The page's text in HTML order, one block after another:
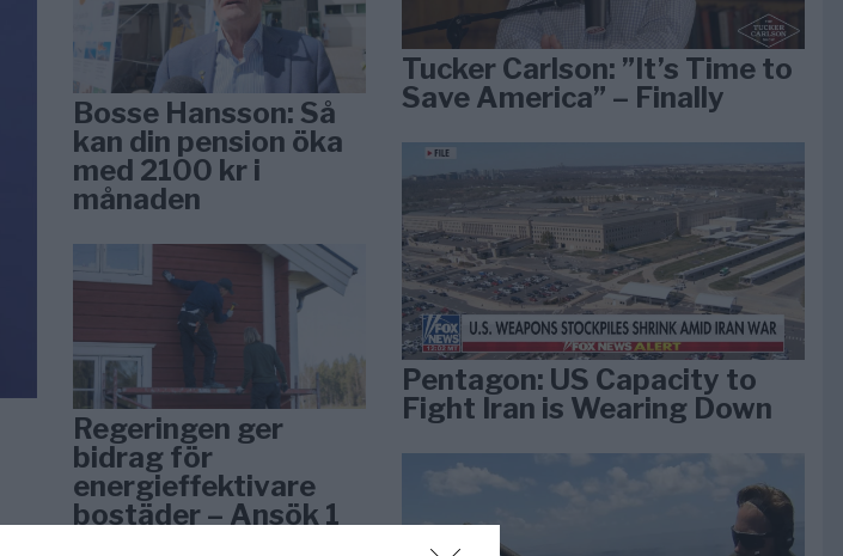
Bosse Hansson: Så
kan din pension öka
med 2100 kr i
månaden
Regeringen ger
bidrag för
energieffektivare
bostäder – Ansök 1
Tucker Carlson: ”It’s Time to
Save America” – Finally
Pentagon: US Capacity to
Fight Iran is Wearing Down